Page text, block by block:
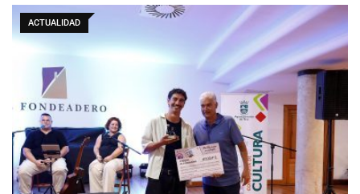
ACTUALIDAD